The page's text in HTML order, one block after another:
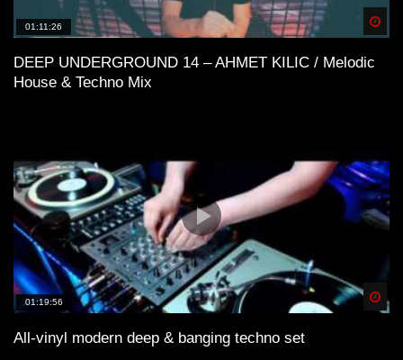
01:11:26
DEEP UNDERGROUND 14 – AHMET KILIC / Melodic
House & Techno Mix
01:19:56
All-vinyl modern deep & banging techno set